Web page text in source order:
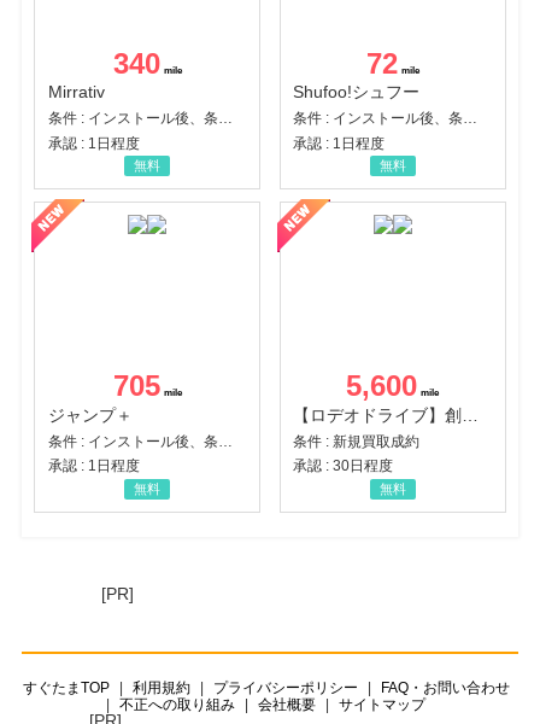
340
Mirrativ
条件 : インストール後、条件達成
承認 : 1日程度
無料
72
Shufoo!シュフー
条件 : インストール後、条件達成
承認 : 1日程度
無料
705
ジャンプ＋
承認 : 1日程度
無料
5,600
条件 : 新規買取成約
承認 : 30日程度
無料
[PR]
すぐたまTOP 利用規約 プライバシーポリシー
FAQ・お問い合わせ
不正への取り組み
会社概要 サイトマップ
[PR]